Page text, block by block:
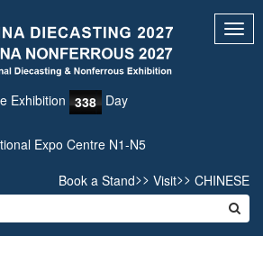
Exhibition 338 Day
Expo Centre N1-N5
Book a Stand>> Visit>> CHINESE